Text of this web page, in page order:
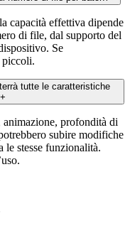
capacità effettiva dipende
di file, dal supporto del
Se
piccoli.
tutte le caratteristiche
+
animazione, profondità di
subire modifiche
le stesse funzionalità.